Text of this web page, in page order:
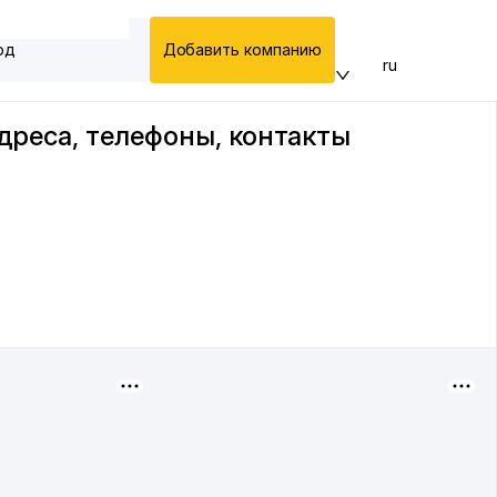
Добавить компанию
ru
телефоны, контакты